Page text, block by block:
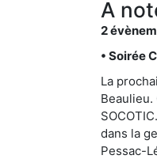
A
2
• Soirée
La
Beaulieu.
dans la
Pessac-